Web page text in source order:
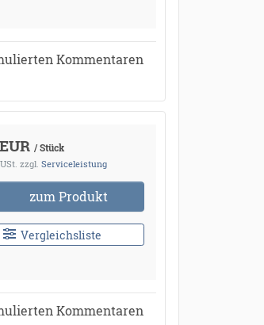
Kommentaren
/ Stück
zzgl. Serviceleistung
zum Produkt
Vergleichsliste
Kommentaren